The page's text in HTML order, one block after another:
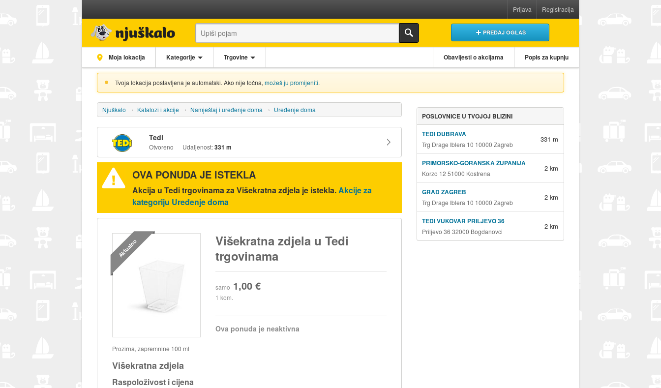
Prijava Registracija
PREDAJ OGLAS
Moja lokacija Kategorije Trgovine Obavijesti o akcijama Popis za kupnju
Tvoja lokacija postavljena je automatski. Ako nije točna, možeš ju promijeniti.
Njuškalo Katalozi i akcije Namještaj i uređenje doma Uređenje doma
Tedi
Otvoreno Udaljenost:331 m
OVA PONUDA JE ISTEKLA
Akcija u Tedi trgovinama za Višekratna zdjela je istekla.Akcije za
kategoriju Uređenje doma
Aktualno
Višekratna zdjela u Tedi
trgovinama
samo 1,00 €
1 kom.
Ova ponuda je neaktivna
Prozirna, zapremnine 100 ml
Višekratna zdjela
Raspoloživost i cijena
POSLOVNICE U TVOJOJ BLIZINI
TEDI DUBRAVA
Trg Drage Iblera 10 10000 Zagreb
331 m
PRIMORSKO-GORANSKA ŽUPANIJA
Korzo 12 51000 Kostrena
2 km
GRAD ZAGREB
Trg Drage Iblera 10 10000 Zagreb
2 km
TEDI VUKOVAR PRILJEVO 36
Priljevo 36 32000 Bogdanovci
2 km